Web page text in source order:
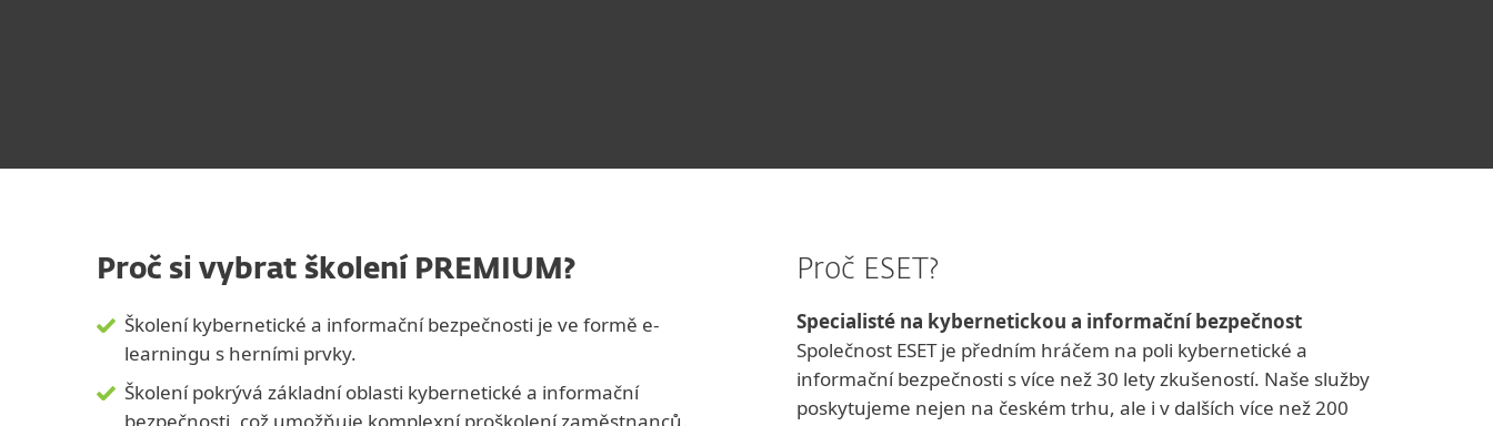
Proč si vybrat školení PREMIUM?
Školení kybernetické a informační bezpečnosti je ve formě e-
learningu s herními prvky.
Školení pokrývá základní oblasti kybernetické a informační
Proč ESET?
Specialisté na kybernetickou a informační bezpečnost
Společnost ESET je předním hráčem na poli kybernetické a
informační bezpečnosti s více než 30 lety zkušeností. Naše služby
poskytujeme nejen na českém trhu, ale i v dalších více než 200